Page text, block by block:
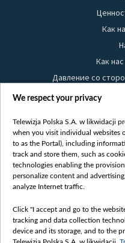
Как
Как
Давление со
Правила
We respect your privacy
Telewizja Polska S.A. w likwidacji
when you visit individual websites
to as the Portal), including
track and store them, such as
technologies enabling the
personalize content and
analyze Internet traffic.
Click "I accept and go to the
tracking and data collection
device and its storage, and to the